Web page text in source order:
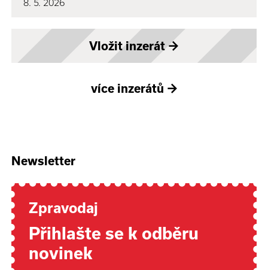
8. 5. 2026
Vložit inzerát→
více inzerátů →
Newsletter
Zpravodaj
Přihlašte se k odběru
novinek